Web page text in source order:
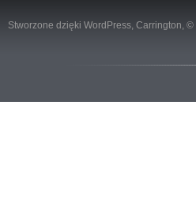
Stworzone dzięki WordPress, Carrington, ©